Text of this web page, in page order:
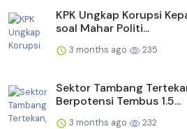
KPK Ungkap Korupsi
soal Mahar Politi...
3 months ago 235
Sektor Tambang
Berpotensi Tembus 1.5...
3 months ago 232